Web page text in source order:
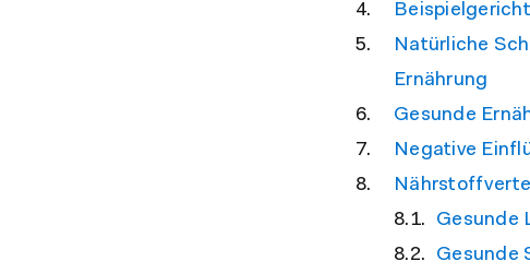
Natürliche
Ernährung
Gesunde
Negative
Gesunde
Gesunde